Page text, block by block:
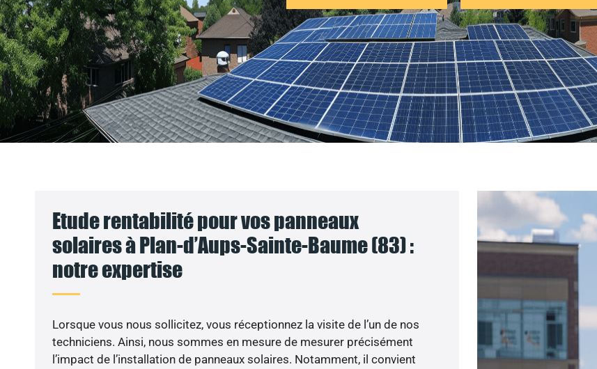
Etude rentabilité pour vos panneaux
solaires à Plan-d’Aups-Sainte-Baume (83) :
notre expertise
Lorsque vous nous sollicitez, vous réceptionnez la visite de l’un de nos
techniciens. Ainsi, nous sommes en mesure de mesurer précisément
l’impact de l’installation de panneaux solaires. Notamment, il convient